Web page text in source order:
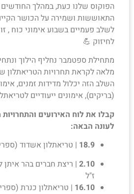
צור קשר
הפוקוס שלנו כעת, במהלך החודשים
התאוששות ושמירה על הכושר
לשלב פעמיים בשבוע אימוני כוח ,
לחיזוק 💪
מתחילת ספטמבר נחליף הילוך
מלאה לקראת תחרויות הטריאתלון
השלב הזה יכלול מדידות זמנים,
(בריקים), אימונים ייעודיים
קבלו את לוח האירועים
לעונה הבאה:
18.9 | טריאתלון אשדוד
2.10 | ריצת חברים בהר איתן
ז"ל
16.10 | טריאתלון כנרת